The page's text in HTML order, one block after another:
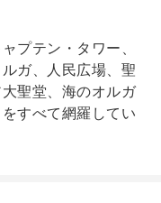
プテン・タワー、
ガ、人民広場、聖
聖堂、海のオルガ
すべて網羅してい